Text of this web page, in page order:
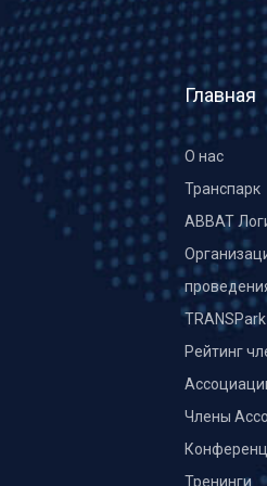
Главная
О нас
Транспарк
ABBAT
TRANSPark
Рейтинг
Члены
Тренинги